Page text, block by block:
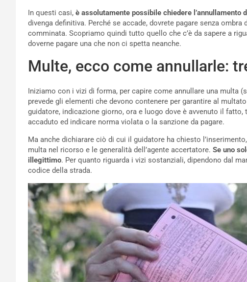
In questi casi, è assolutamente possibile chiedere l’annullamento
divenga definitiva. Perché se accade, dovrete pagare senza
comminata. Scopriamo quindi tutto quello che c’è da sapere a
doverne pagare una che non ci spetta neanche.
Multe, ecco come annullarle:
Iniziamo con i vizi di forma, per capire come annullare una multa
prevede gli elementi che devono contenere per garantire al
guidatore, indicazione giorno, ora e luogo dove è avvenuto il
accaduto ed indicare norma violata o la sanzione da pagare.
Ma anche dichiarare ciò di cui il guidatore ha chiesto
multa nel ricorso e le generalità dell’agente accertatore. Se uno
illegittimo. Per quanto riguarda i vizi sostanziali, dipendono dal
codice della strada.